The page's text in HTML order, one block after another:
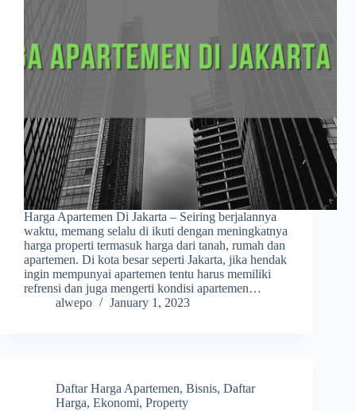
Harga Apartemen Di Jakarta – Seiring berjalannya
waktu, memang selalu di ikuti dengan meningkatnya
harga properti termasuk harga dari tanah, rumah dan
apartemen. Di kota besar seperti Jakarta, jika hendak
ingin mempunyai apartemen tentu harus memiliki
refrensi dan juga mengerti kondisi apartemen…
alwepo
January 1, 2023
Daftar Harga Apartemen, Bisnis, Daftar
Harga, Ekonomi, Property